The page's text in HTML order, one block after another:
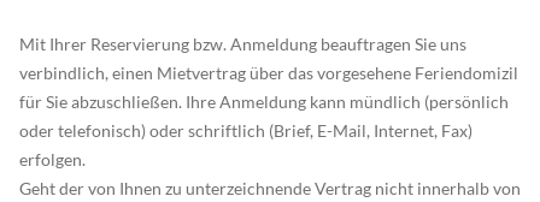
Mit Ihrer Reservierung bzw. Anmeldung beauftragen Sie uns
verbindlich, einen Mietvertrag über das vorgesehene Feriendomizil
für Sie abzuschließen. Ihre Anmeldung kann mündlich (persönlich
oder telefonisch) oder schriftlich (Brief, E-Mail, Internet, Fax)
erfolgen.
Geht der von Ihnen zu unterzeichnende Vertrag nicht innerhalb von